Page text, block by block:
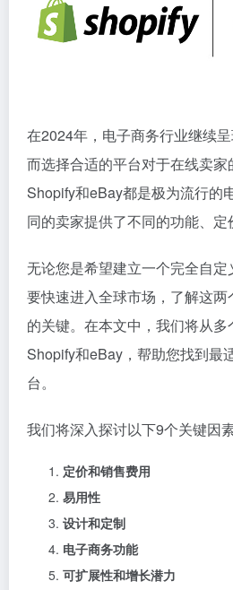
在2024年，电子商务行业继续
而选择合适的平台对于在线卖家
Shopify和eBay都是极为流行的
同的卖家提供了不同的功能、定
无论您是希望建立一个完全自
要快速进入全球市场，了解这
的关键。在本文中，我们将从
Shopify和eBay，帮助您找到最
台。
我们将深入探讨以下9个关键因
定价和销售费用
易用性
设计和定制
电子商务功能
可扩展性和增长潜力